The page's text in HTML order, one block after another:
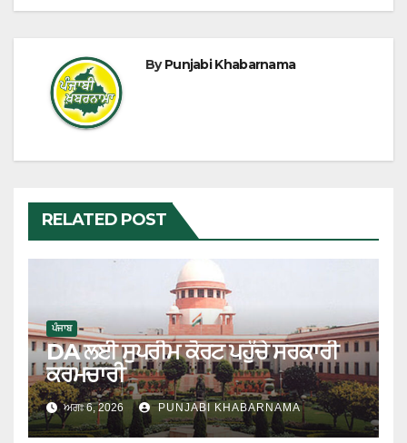
ByPunjabi Khabarnama
RELATED POST
ਪੰਜਾਬ
DA ਲਈ ਸੁਪਰੀਮ ਕੋਰਟ ਪਹੁੰਚੇ ਸਰਕਾਰੀ
ਕਰਮਚਾਰੀ
ਅਗਃ 6, 2026 PUNJABI KHABARNAMA